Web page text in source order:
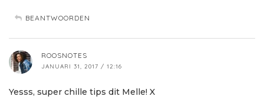
BEANTWOORDEN
ROOSNOTES
JANUARI 31, 2017 / 12:16
Yesss, super chille tips dit Melle! X